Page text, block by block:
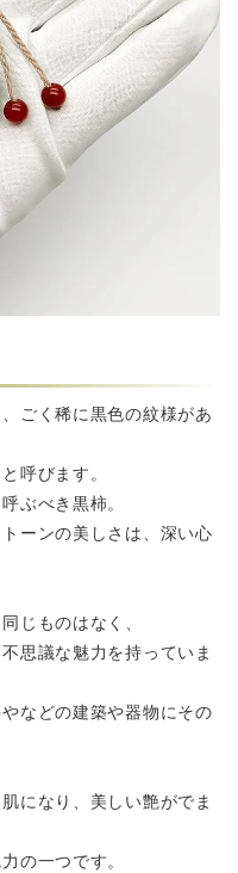
ごく稀に黒色の紋様があ
呼びます。
ぶべき黒柿。
ーンの美しさは、深い心
じものはなく、
思議な魅力を持っていま
などの建築や器物にその
になり、美しい艶がでま
の一つです。